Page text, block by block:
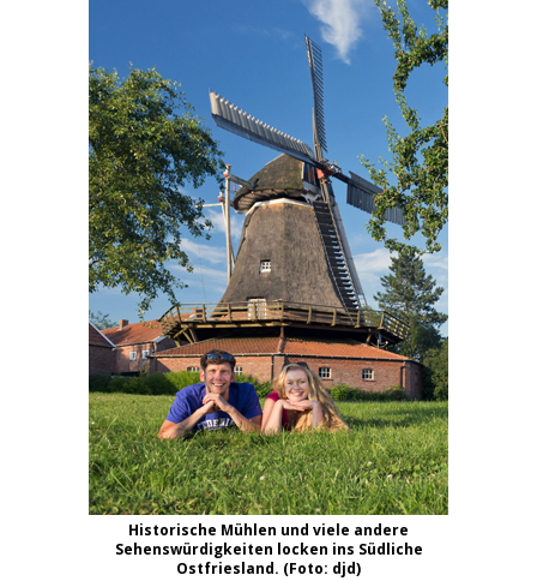
Historische Mühlen und viele andere
Sehenswürdigkeiten locken ins Südliche
Ostfriesland. (Foto: djd)